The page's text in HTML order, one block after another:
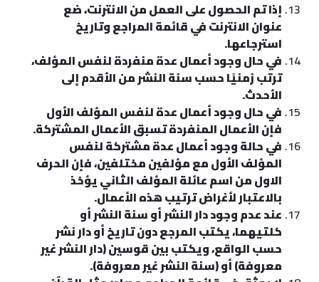
إذا تم الحصول على العمل من الانترنت، ضع
عنوان الانترنت في قائمة المراجع وتاريخ
استرجاعها.
في حال وجود أعمال عدة منفردة لنفس المؤلف،
ترتب زمنيًا حسب سنة النشر من الأقدم إلى
الأحدث.
في حال وجود أعمال عدة لنفس المؤلف الأول
فإن الأعمال المنفردة تسبق الأعمال المشتركة.
في حالة وجود أعمال عدة مشتركة لنفس
المؤلف الأول مع مؤلفين مختلفين، فإن الحرف
الاول من اسم عائلة المؤلف الثاني يؤخذ
بالاعتبار لأغراض ترتيب هذه الأعمال.
عند عدم وجود دار النشر أو سنة النشر أو
كلتيهما، يكتب المرجع دون تاريخ أو دار نشر
حسب الواقع، ويكتب بين قوسين (دار النشر غير
معروفة) أو (سنة النشر غير معروفة).